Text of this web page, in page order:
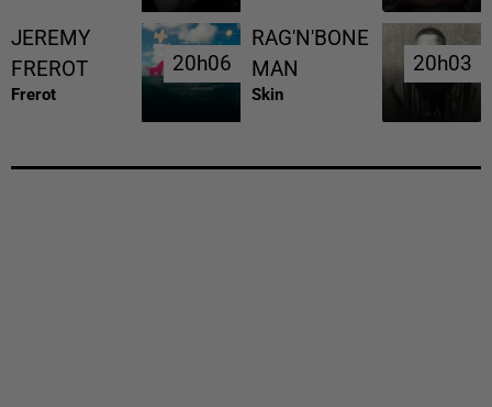
JEREMY
FREROT
Frerot
20h06
20h06
RAG'N'BONE
MAN
Skin
20h03
20h03